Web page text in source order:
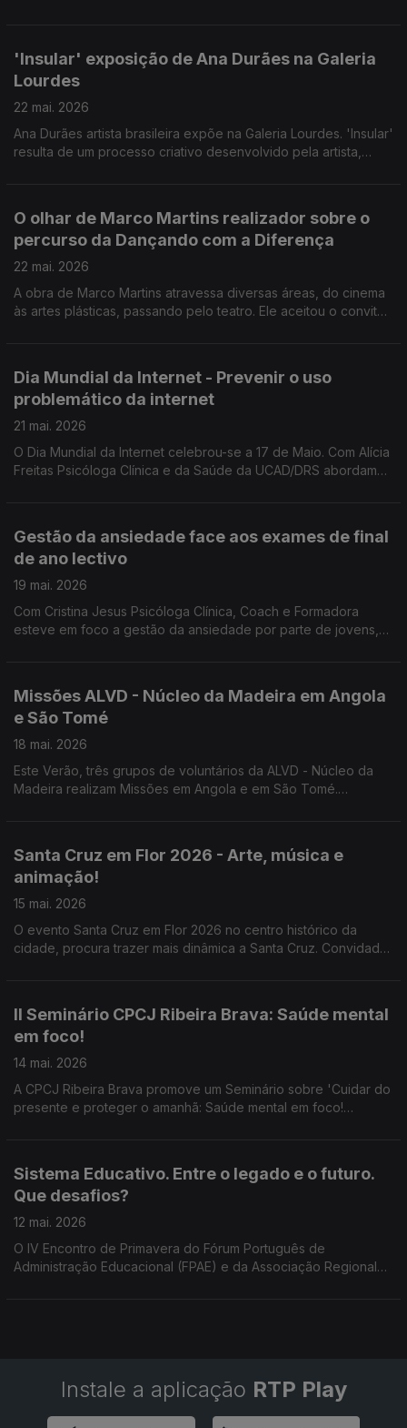
'Insular' exposição de Ana Durães na Galeria
Lourdes
22 mai. 2026
Ana Durães artista brasileira expõe na Galeria Lourdes. 'Insular'
resulta de um processo criativo desenvolvido pela artista,
O olhar de Marco Martins realizador sobre o
percurso da Dançando com a Diferença
22 mai. 2026
A obra de Marco Martins atravessa diversas áreas, do cinema
às artes plásticas, passando pelo teatro. Ele aceitou o convite
Dia Mundial da Internet - Prevenir o uso
problemático da internet
21 mai. 2026
O Dia Mundial da Internet celebrou-se a 17 de Maio. Com Alícia
Freitas Psicóloga Clínica e da Saúde da UCAD/DRS abordamos
Gestão da ansiedade face aos exames de final
de ano lectivo
19 mai. 2026
Com Cristina Jesus Psicóloga Clínica, Coach e Formadora
esteve em foco a gestão da ansiedade por parte de jovens,
Missões ALVD - Núcleo da Madeira em Angola
e São Tomé
18 mai. 2026
Este Verão, três grupos de voluntários da ALVD - Núcleo da
Madeira realizam Missões em Angola e em São Tomé.
Santa Cruz em Flor 2026 - Arte, música e
animação!
15 mai. 2026
O evento Santa Cruz em Flor 2026 no centro histórico da
cidade, procura trazer mais dinâmica a Santa Cruz. Convidadas
II Seminário CPCJ Ribeira Brava: Saúde mental
em foco!
14 mai. 2026
A CPCJ Ribeira Brava promove um Seminário sobre 'Cuidar do
presente e proteger o amanhã: Saúde mental em foco!
Sistema Educativo. Entre o legado e o futuro.
Que desafios?
12 mai. 2026
O IV Encontro de Primavera do Fórum Português de
Administração Educacional (FPAE) e da Associação Regional
Instale a aplicação RTP Play